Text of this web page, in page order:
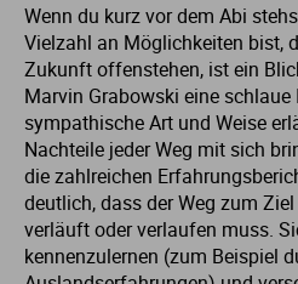
Wenn du kurz vor dem Abi
Vielzahl an Möglichkeiten bist,
Zukunft offenstehen, ist ein
Marvin Grabowski eine schlaue
sympathische Art und Weise
Nachteile jeder Weg mit sich
die zahlreichen
deutlich, dass der Weg zum
verläuft oder verlaufen muss.
kennenzulernen (zum Beispiel